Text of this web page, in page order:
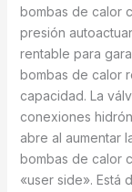
bombas de calor
presión
rentable para
bombas de calor
capacidad. La
conexiones
abre al aumentar
bombas de calor
«user side». Está